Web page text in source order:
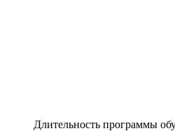
Длительность программы